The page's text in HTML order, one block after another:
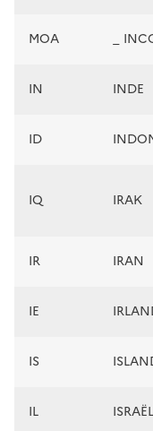
MOA _
IN INDE
ID
IQ IRAK
IR IRAN
IE
IS
IL ISRAËL